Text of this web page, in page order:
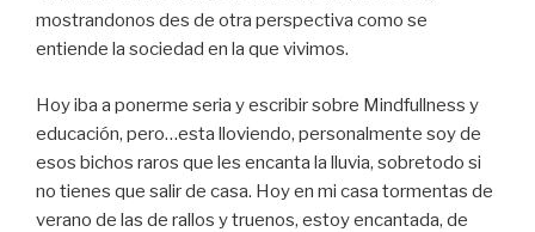
mostrandonos des de otra perspectiva como se
entiende la sociedad en la que vivimos.
Hoy iba a ponerme seria y escribir sobre Mindfullness y
educación, pero…esta lloviendo, personalmente soy de
esos bichos raros que les encanta la lluvia, sobretodo si
no tienes que salir de casa. Hoy en mi casa tormentas de
verano de las de rallos y truenos, estoy encantada, de